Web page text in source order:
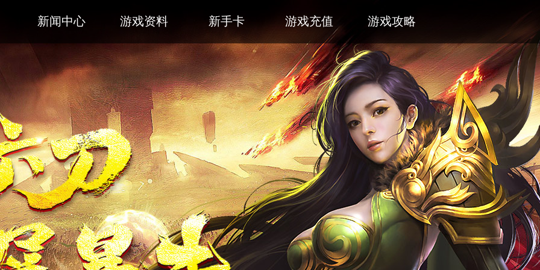
新闻中心 游戏资料 新手卡 游戏充值 游戏攻略